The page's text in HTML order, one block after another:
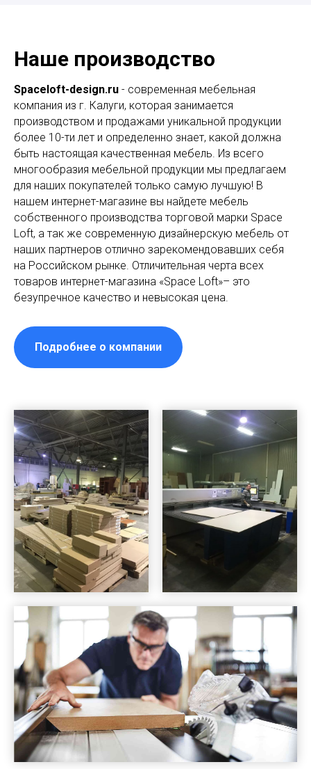
Наше производство
Spaceloft-design.ru - современная мебельная
компания из г. Калуги, которая занимается
производством и продажами уникальной продукции
более 10-ти лет и определенно знает, какой должна
быть настоящая качественная мебель. Из всего
многообразия мебельной продукции мы предлагаем
для наших покупателей только самую лучшую! В
нашем интернет-магазине вы найдете мебель
собственного производства торговой марки Space
Loft, а так же современную дизайнерскую мебель от
наших партнеров отлично зарекомендовавших себя
на Российском рынке. Отличительная черта всех
товаров интернет-магазина «Space Loft»– это
безупречное качество и невысокая цена.
Подробнее о компании